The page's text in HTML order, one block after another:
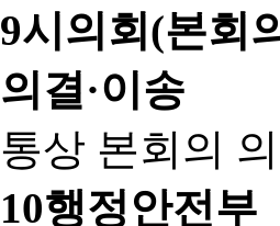
9시의회(본회
의결·이송
통상 본회의
10행정안전부